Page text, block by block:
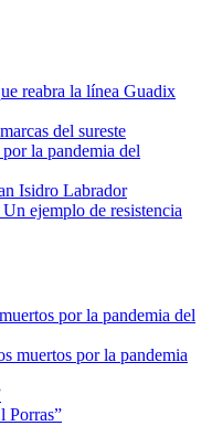
reabra la línea Guadix
del sureste
la pandemia del
Isidro Labrador
ejemplo de resistencia
por la pandemia del
muertos por la pandemia
Porras”